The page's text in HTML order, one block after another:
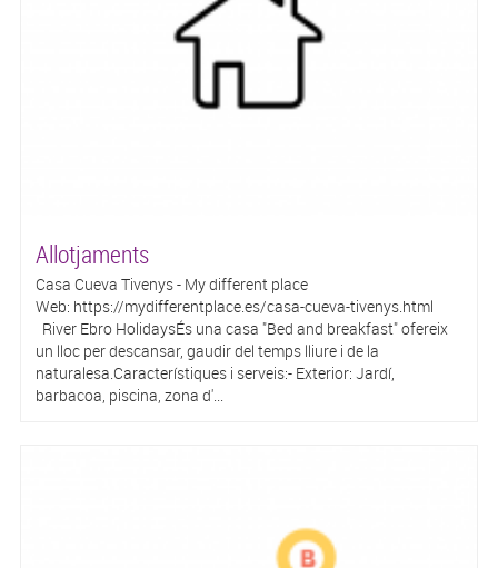
Allotjaments
Casa Cueva Tivenys - My different place​
Web: https://mydifferentplace.es/casa-cueva-tivenys.html ​
River Ebro Holidays​És una casa "Bed and breakfast" ofereix
un lloc per descansar, gaudir del temps lliure i de la
naturalesa.Característiques i serveis:- Exterior: Jardí,
barbacoa, piscina, zona d'...